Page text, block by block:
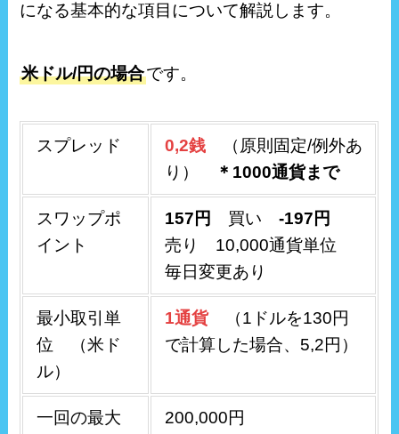
になる基本的な項目について解説します。
米ドル/円の場合です。
スプレッド 0,2銭
（原則固定/例外あ
り）
＊1000通貨まで
スワップポ
イント
157円 買い -197円
売り 10,000通貨単位
毎日変更あり
最小取引単
位 （米ド
ル）
1通貨
（1ドルを130円
で計算した場合、5,2円）
一回の最大
200,000円